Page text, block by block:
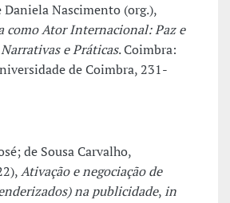
Daniela Nascimento (org.),
como Ator Internacional: Paz e
e Práticas. Coimbra:
de Coimbra, 231-
de Sousa Carvalho,
Ativação e negociação de
na publicidade,in